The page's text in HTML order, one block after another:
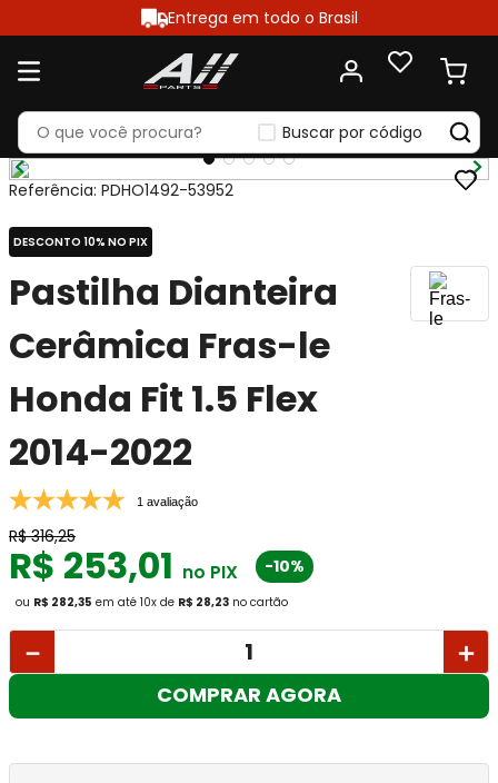
Entrega em todo o Brasil
Buscar por código
Referência: PDHO1492-53952
DESCONTO 10% NO PIX
Pastilha Dianteira
Cerâmica Fras-le
Honda Fit 1.5 Flex
2014-2022
1 avaliação
R$ 316,25
R$ 253,01 no PIX -10%
ou R$ 282,35 em até 10x de R$ 28,23 no cartão
＋
－
COMPRAR AGORA